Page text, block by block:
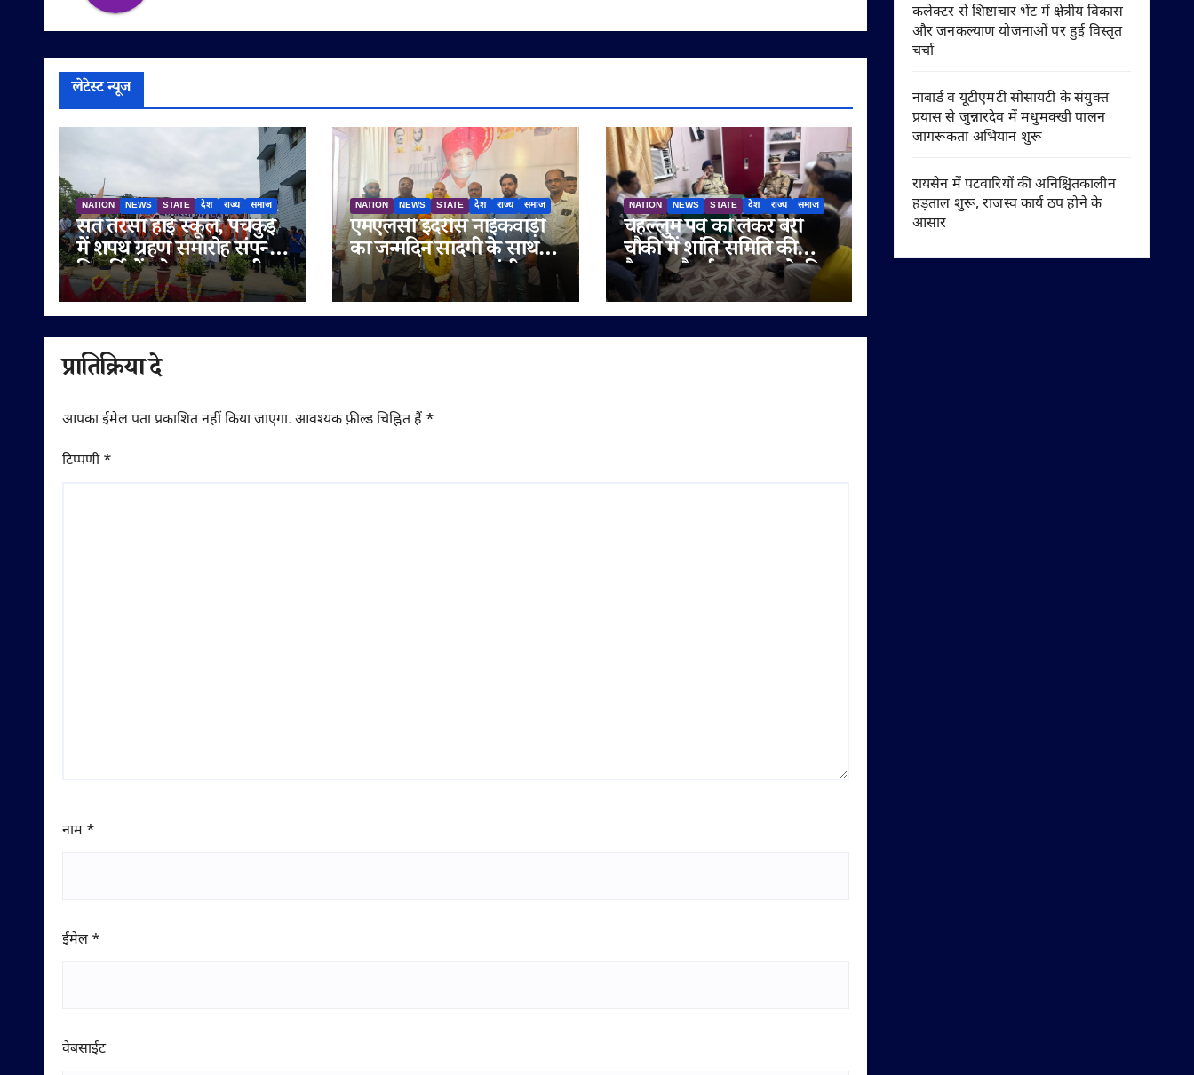
लेटेस्ट न्यूज
NATION NEWS STATE देश राज्य समाज
संत तेरेसा हाई स्कूल, पंचकुई
में शपथ ग्रहण समारोह संपन्न,
विद्यार्थियों को नशामुक्त जीवन
का दिया संदेश
NATION NEWS STATE देश राज्य समाज
एमएलसी इदरीस नाईकवाड़ी
का जन्मदिन सादगी के साथ
मनाया गया, उपमुख्यमंत्री
सुनेत्रा अजित पवार समेत कई
गणमान्य लोगों ने दी
शुभकामनाएं
NATION NEWS STATE देश राज्य समाज
चेहल्लुम पर्व को लेकर बेरी
चौकी में शांति समिति की
बैठक, सौहार्द बनाए रखने की
अपील
प्रातिक्रिया दे
आपका ईमेल पता प्रकाशित नहीं किया जाएगा. आवश्यक फ़ील्ड चिह्नित हैं *
टिप्पणी*
नाम *
ईमेल *
वेबसाईट
कलेक्टर से शिष्टाचार भेंट में क्षेत्रीय विकास
और जनकल्याण योजनाओं पर हुई विस्तृत
चर्चा
नाबार्ड व यूटीएमटी सोसायटी के संयुक्त
प्रयास से जुन्नारदेव में मधुमक्खी पालन
जागरूकता अभियान शुरू
रायसेन में पटवारियों की अनिश्चितकालीन
हड़ताल शुरू, राजस्व कार्य ठप होने के
आसार